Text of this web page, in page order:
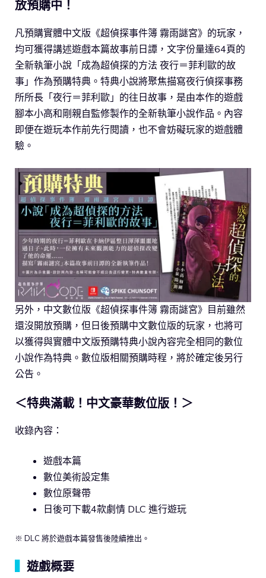
放預購中！
凡預購實體中文版《超偵探事件簿 霧雨謎宮》的玩家，
均可獲得講述遊戲本篇故事前日譚，文字份量達64頁的
全新執筆小說「成為超偵探的方法 夜行＝菲利歐的故
事」作為預購特典。特典小說將聚焦描寫夜行偵探事務
所所長「夜行＝菲利歐」的往日故事，是由本作的遊戲
腳本小高和剛親自監修製作的全新執筆小說作品。內容
即便在遊玩本作前先行閱讀，也不會妨礙玩家的遊戲體
驗。
另外，中文數位版《超偵探事件簿 霧雨謎宮》目前雖然
還沒開放預購，但日後預購中文數位版的玩家，也將可
以獲得與實體中文版預購特典小說內容完全相同的數位
小說作為特典。數位版相關預購時程，將於確定後另行
公告。
＜特典滿載！中文豪華數位版！＞
收錄內容：
遊戲本篇
數位美術設定集
數位原聲帶
日後可下載4款劇情 DLC 進行遊玩
※ DLC 將於遊戲本篇發售後陸續推出。
遊戲概要